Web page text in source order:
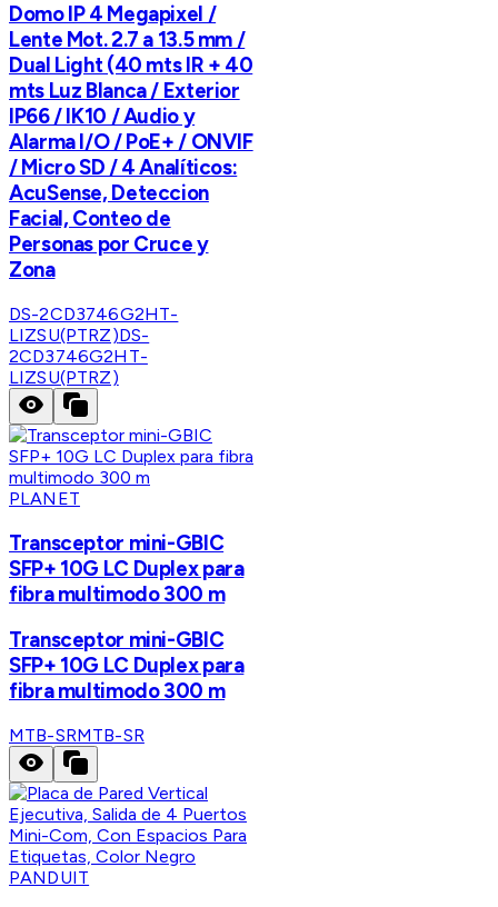
Domo IP 4 Megapixel /
Lente Mot. 2.7 a 13.5 mm /
Dual Light (40 mts IR + 40
mts Luz Blanca / Exterior
IP66 / IK10 / Audio y
Alarma I/O / PoE+ / ONVIF
/ Micro SD / 4 Analíticos:
AcuSense, Deteccion
Facial, Conteo de
Personas por Cruce y
Zona
DS-2CD3746G2HT-
LIZSU(PTRZ)DS-
2CD3746G2HT-
LIZSU(PTRZ)
PLANET
Transceptor mini-GBIC
SFP+ 10G LC Duplex para
fibra multimodo 300 m
Transceptor mini-GBIC
SFP+ 10G LC Duplex para
fibra multimodo 300 m
MTB-SRMTB-SR
PANDUIT